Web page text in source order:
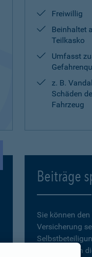
Freiwillig
Beinhaltet
Teilkasko
Umfasst
z. B.
Schäden
Fahrzeug
Beiträge
Sie können
Versicherung
reduziert sich